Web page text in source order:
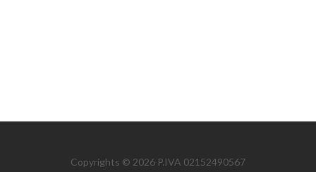
Copyrights © 2026 P.IVA 02152490567